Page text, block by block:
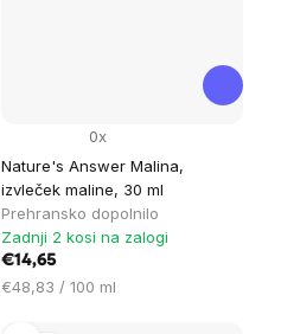
Nature's Answer Malina,
izvleček maline, 30 ml
Prehransko dopolnilo
0x
Zadnji 2 kosi na zalogi
€14,65
Cena
€48,83 / 100 ml